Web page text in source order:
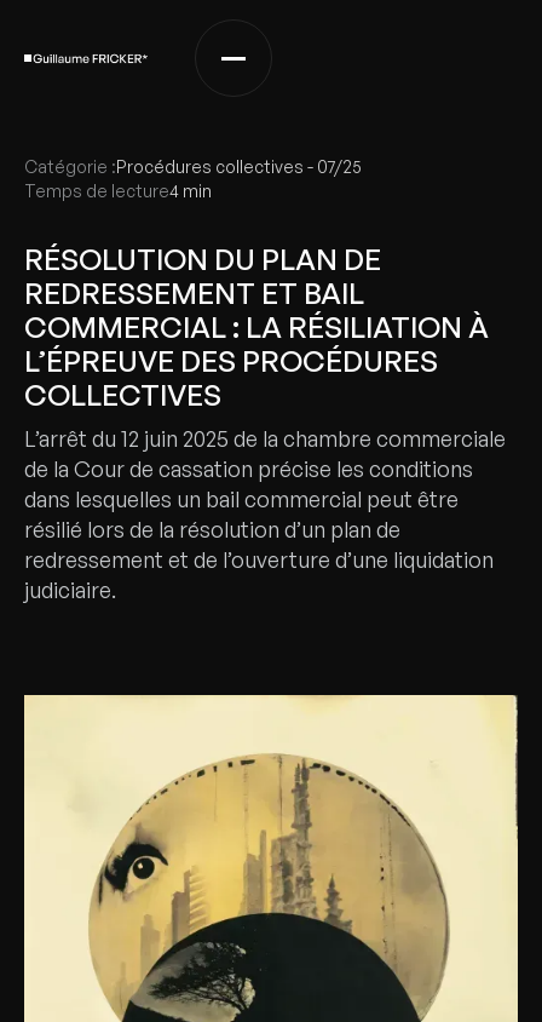
Catégorie :Procédures collectives - 07/25
Temps de lecture4 min
RÉSOLUTION DU PLAN DE
REDRESSEMENT ET BAIL
COMMERCIAL : LA RÉSILIATION À
L’ÉPREUVE DES PROCÉDURES
COLLECTIVES
L’arrêt du 12 juin 2025 de la chambre commerciale
de la Cour de cassation précise les conditions
dans lesquelles un bail commercial peut être
résilié lors de la résolution d’un plan de
redressement et de l’ouverture d’une liquidation
judiciaire.